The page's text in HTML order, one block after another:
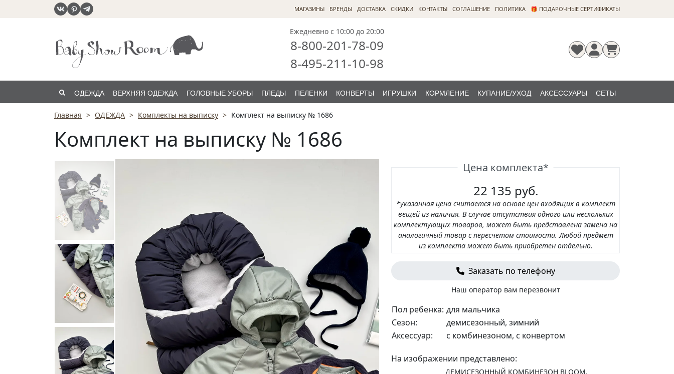
МАГАЗИНЫ БРЕНДЫ ДОСТАВКА СКИДКИ КОНТАКТЫ CОГЛАШЕНИЕ ПОЛИТИКА 🎁 ПОДАРОЧНЫЕ СЕРТИФИКАТЫ
Ежедневно с 10:00 до 20:00
8-800-201-78-09
8-495-211-10-98
ОДЕЖДА ВЕРХНЯЯ ОДЕЖДА ГОЛОВНЫЕ УБОРЫ ПЛЕДЫ ПЕЛЕНКИ КОНВЕРТЫ ИГРУШКИ КОРМЛЕНИЕ КУПАНИЕ/УХОД АКСЕССУАРЫ СЕТЫ
РАСПРОДАЖА
Главная ОДЕЖДА Комплекты на выписку Комплект на выписку № 1686
Комплект на выписку № 1686
Цена комплекта*
22 135 руб.
*указанная цена считается на основе цен входящих в комплект
вещей из наличия. В случае отсутствия одного или нескольких
комплектующих товаров, может быть представлена замена на
аналогичный товар с пересчетом стоимости. Любой предмет
из комплекта может быть приобретен отдельно.
Заказать по телефону
Наш оператор вам перезвонит
Пол ребенка: для мальчика
Сезон:
демисезонный, зимний
Аксессуар:
с комбинезоном, с конвертом
На изображении представлено:
ДЕМИСЕЗОННЫЙ КОМБИНЕЗОН BLOOM,